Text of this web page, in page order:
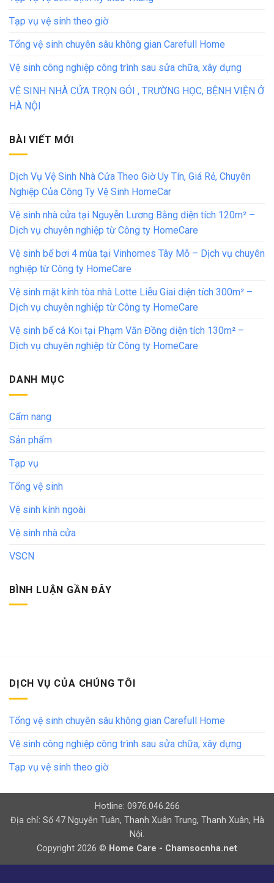
Tạp vụ vệ sinh theo giờ
Tổng vệ sinh chuyên sâu không gian Carefull Home
Vệ sinh công nghiệp công trình sau sửa chữa, xây dựng
VỆ SINH NHÀ CỬA TRỌN GÓI , TRƯỜNG HỌC, BỆNH VIỆN Ở
HÀ NỘI
BÀI VIẾT MỚI
Dịch Vụ Vệ Sinh Nhà Cửa Theo Giờ Uy Tín, Giá Rẻ, Chuyên
Nghiệp Của Công Ty Vệ Sinh HomeCar
Vệ sinh nhà cửa tại Nguyễn Lương Bằng diện tích 120m² –
Dịch vụ chuyên nghiệp từ Công ty HomeCare
Vệ sinh bể bơi 4 mùa tại Vinhomes Tây Mỗ – Dịch vụ chuyên
nghiệp từ Công ty HomeCare
Vệ sinh mặt kính tòa nhà Lotte Liễu Giai diện tích 300m² –
Dịch vụ chuyên nghiệp từ Công ty HomeCare
Vệ sinh bể cá Koi tại Phạm Văn Đồng diện tích 130m² –
Dịch vụ chuyên nghiệp từ Công ty HomeCare
DANH MỤC
Cẩm nang
Sản phẩm
Tạp vụ
Tổng vệ sinh
Vệ sinh kính ngoài
Vệ sinh nhà cửa
VSCN
BÌNH LUẬN GẦN ĐÂY
DỊCH VỤ CỦA CHÚNG TÔI
Tổng vệ sinh chuyên sâu không gian Carefull Home
Vệ sinh công nghiệp công trình sau sửa chữa, xây dựng
Tạp vụ vệ sinh theo giờ
Hotline: 0976.046.266
Địa chỉ: Số 47 Nguyễn Tuân, Thanh Xuân Trung, Thanh Xuân, Hà
Nội.
Copyright 2026 © Home Care - Chamsocnha.net